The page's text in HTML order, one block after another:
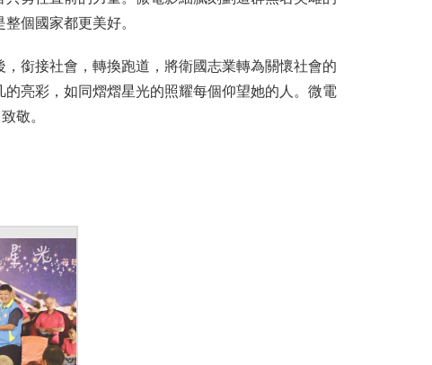
個國家都更美好。
銜接社會，轉換跑道，將衛國志業轉為關懷社會的
亮彩，如同熠熠星光的照耀每個仰望她的人。微電
敬。